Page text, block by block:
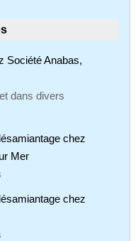
Société Anabas,
dans divers
chez
Mer
chez